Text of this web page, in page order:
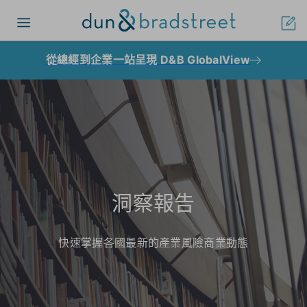
Toggle
從總經到企業一站呈現 D&B GlobalView
洞察報告
快速掌握各國最新的產業風險商業動態